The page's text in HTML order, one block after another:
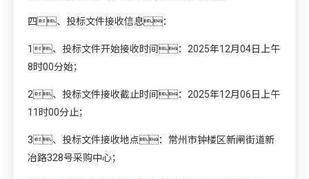
四、投标文件接收信息：
1、投标文件开始接收时间：2025年12月04日上午
8时00分始；
2、投标文件接收截止时间：2025年12月06日上午
11时00分止；
3、投标文件接收地点：常州市钟楼区新闸街道新
冶路328号采购中心；